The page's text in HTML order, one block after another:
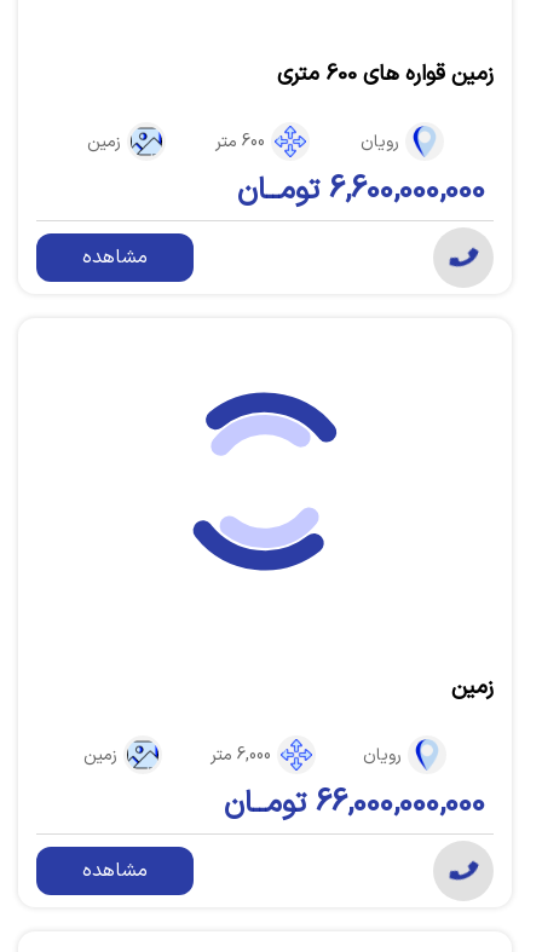
زمین قواره های 600 متری
رویان 600 متر زمین
6,600,000,000 تومــان
مشاهده
زمین
رویان 6,000 متر زمین
66,000,000,000 تومــان
مشاهده